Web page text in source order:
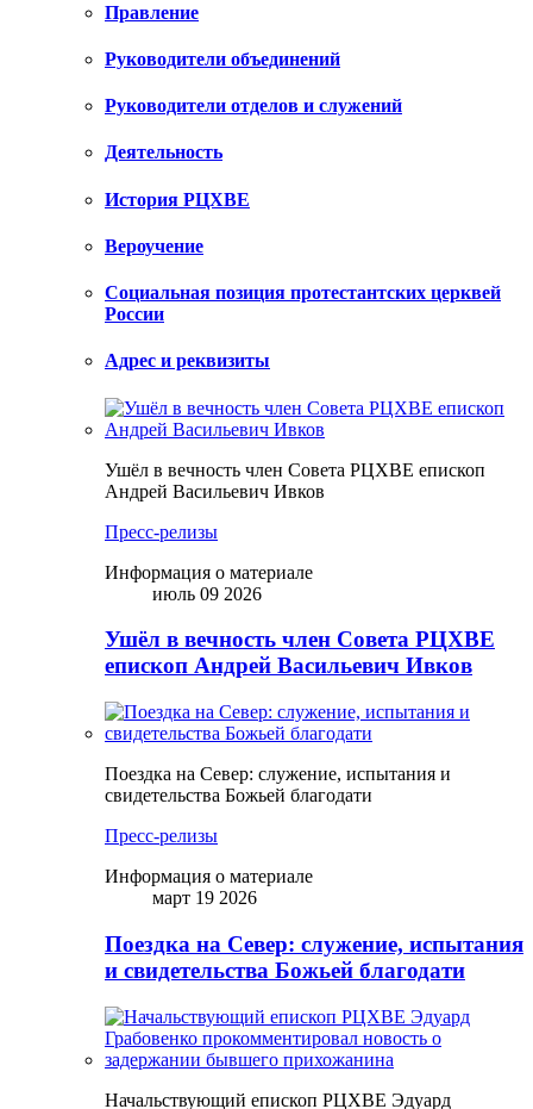
Правление
Руководители объединений
Руководители отделов и служений
Деятельность
История РЦХВЕ
Вероучение
Социальная позиция протестантских церквей
России
Адрес и реквизиты
Ушёл в вечность член Совета РЦХВЕ епископ
Андрей Васильевич Ивков
Пресс-релизы
Информация о материале
июль 09 2026
Ушёл в вечность член Совета РЦХВЕ
епископ Андрей Васильевич Ивков
Поездка на Север: служение, испытания и
свидетельства Божьей благодати
Пресс-релизы
Информация о материале
март 19 2026
Поездка на Север: служение, испытания
и свидетельства Божьей благодати
Начальствующий епископ РЦХВЕ Эдуард